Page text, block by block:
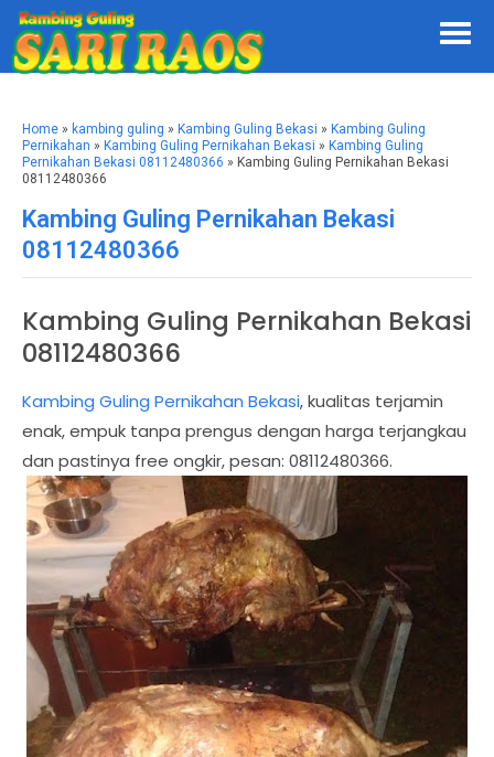
Home » kambing guling » Kambing Guling Bekasi » Kambing Guling
Pernikahan » Kambing Guling Pernikahan Bekasi » Kambing Guling
Pernikahan Bekasi 08112480366 » Kambing Guling Pernikahan Bekasi
08112480366
Kambing Guling Pernikahan Bekasi
08112480366
Kambing Guling Pernikahan Bekasi
08112480366
Kambing Guling Pernikahan Bekasi, kualitas terjamin
enak, empuk tanpa prengus dengan harga terjangkau
dan pastinya free ongkir, pesan: 08112480366.